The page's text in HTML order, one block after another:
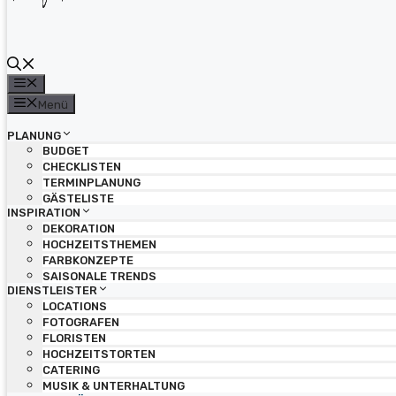
Menü
PLANUNG
BUDGET
CHECKLISTEN
TERMINPLANUNG
GÄSTELISTE
INSPIRATION
DEKORATION
HOCHZEITSTHEMEN
FARBKONZEPTE
SAISONALE TRENDS
DIENSTLEISTER
LOCATIONS
FOTOGRAFEN
FLORISTEN
HOCHZEITSTORTEN
CATERING
MUSIK & UNTERHALTUNG